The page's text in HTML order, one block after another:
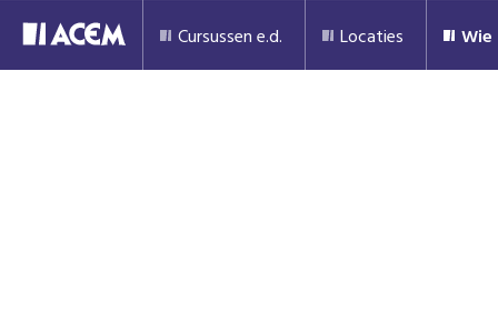
Cursussen e.d. Locaties